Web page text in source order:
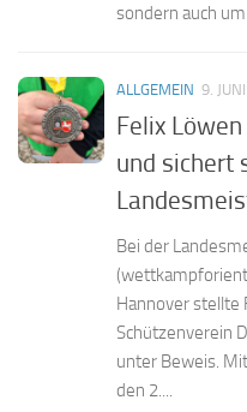
sondern auch
ALLGEMEIN 9.
Felix
und sichert
Bei der
Hannover stellte
Schützenverein
unter Beweis.
den 2....